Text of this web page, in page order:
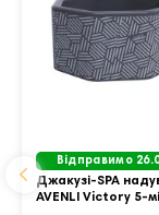
Відправимо
Джакузі-SPA
AVENLI Victory 5-